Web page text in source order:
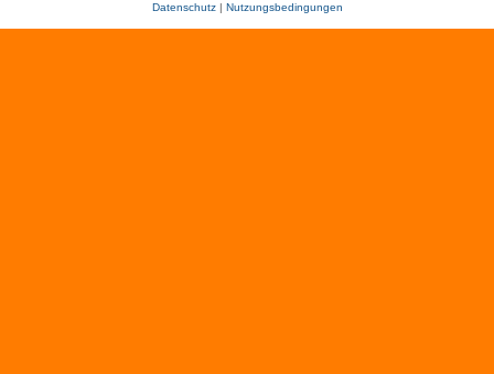
Datenschutz| Nutzungsbedingungen